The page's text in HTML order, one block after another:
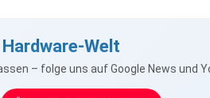
Welt
– folge uns auf Google News und